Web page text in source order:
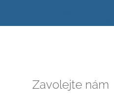
Zavolejte nám